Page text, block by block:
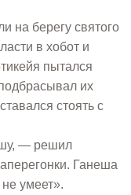
на берегу святого
в хобот и
пытался
их
стоять с
— решил
Ганеша
умеет».